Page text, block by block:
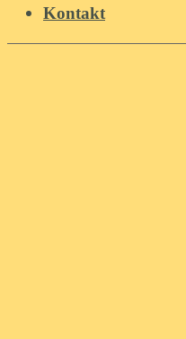
Kontakt